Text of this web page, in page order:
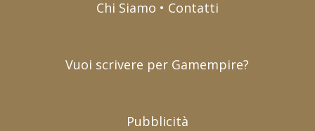
Chi Siamo • Contatti
Vuoi scrivere per Gamempire?
Pubblicità